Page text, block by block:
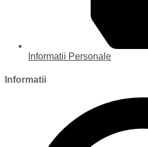
Informatii Personale
Informatii